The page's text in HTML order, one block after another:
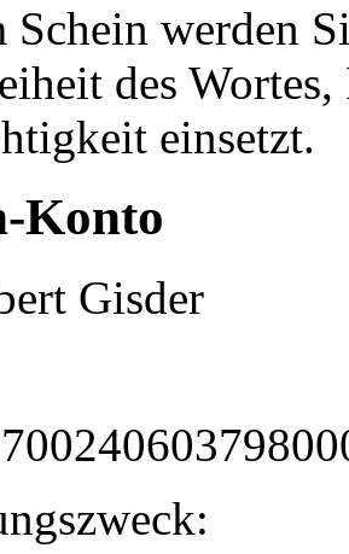
Schein werden
des
einsetzt.
Konto
Gisder